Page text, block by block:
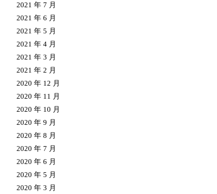
2021 年 7 月
2021 年 6 月
2021 年 5 月
2021 年 4 月
2021 年 3 月
2021 年 2 月
2020 年 12 月
2020 年 11 月
2020 年 10 月
2020 年 9 月
2020 年 8 月
2020 年 7 月
2020 年 6 月
2020 年 5 月
2020 年 3 月